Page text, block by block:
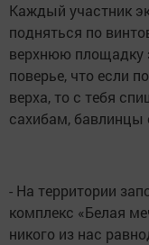
Каждый участник
подняться по
верхнюю площадку
поверье, что если
верха, то с тебя
сахибам, бавлинцы
- На территории
комплекс «Белая
никого из нас